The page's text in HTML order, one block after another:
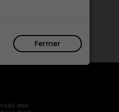
Fermer